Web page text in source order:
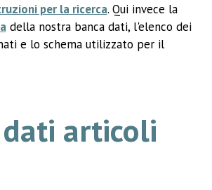
per la ricerca. Qui invece la
della nostra banca dati, l'elenco dei
e lo schema utilizzato per il
dati articoli